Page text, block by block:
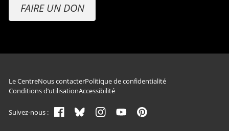
FAIRE UN DON
Navigation du pied de page
Le CentreNous contacterPolitique de confidentialité
Conditions d’utilisationAccessibilité
Suivez-nous :